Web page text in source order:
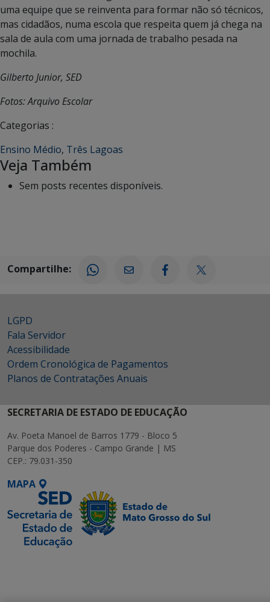
uma equipe que se reinventa para formar não só técnicos,
mas cidadãos, numa escola que respeita quem já chega na
sala de aula com uma jornada de trabalho pesada na
mochila.
Gilberto Junior, SED
Fotos: Arquivo Escolar
Categorias :
Ensino Médio, Três Lagoas
Veja Também
Sem posts recentes disponíveis.
Compartilhe:
LGPD
Fala Servidor
Acessibilidade
Ordem Cronológica de Pagamentos
Planos de Contratações Anuais
SECRETARIA DE ESTADO DE EDUCAÇÃO
Av. Poeta Manoel de Barros 1779 - Bloco 5
Parque dos Poderes - Campo Grande | MS
CEP.: 79.031-350
MAPA